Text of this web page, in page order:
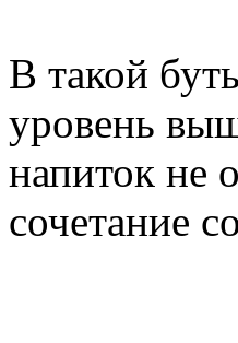
В такой
уровень
напиток не
сочетание